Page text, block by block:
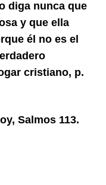
diga nunca que
y que ella
él no es el
cristiano, p.
Salmos 113.